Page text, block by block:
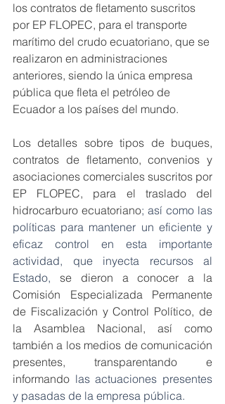
los contratos de fletamento suscritos
por EP FLOPEC, para el transporte
marítimo del crudo ecuatoriano, que se
realizaron en administraciones
anteriores, siendo la única empresa
pública que fleta el petróleo de
Ecuador a los países del mundo.
Los detalles sobre tipos de buques,
contratos de fletamento, convenios y
asociaciones comerciales suscritos por
EP FLOPEC, para el traslado del
hidrocarburo ecuatoriano; así como las
políticas para mantener un eficiente y
eficaz control en esta importante
actividad, que inyecta recursos al
Estado, se dieron a conocer a la
Comisión Especializada Permanente
de Fiscalización y Control Político, de
la Asamblea Nacional, así como
también a los medios de comunicación
presentes, transparentando e
informando las actuaciones presentes
y pasadas de la empresa pública.